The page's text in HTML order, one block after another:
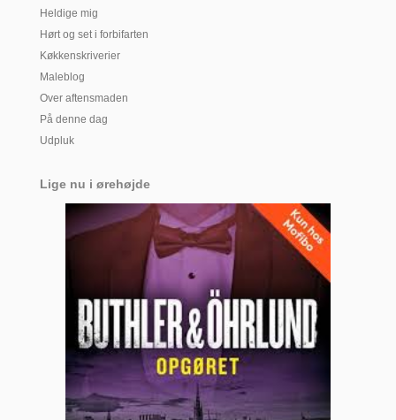
Heldige mig
Hørt og set i forbifarten
Køkkenskriverier
Maleblog
Over aftensmaden
På denne dag
Udpluk
Lige nu i ørehøjde